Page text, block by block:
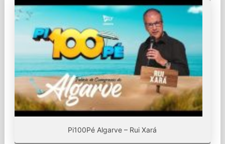
Pi100Pé Algarve – Rui Xará